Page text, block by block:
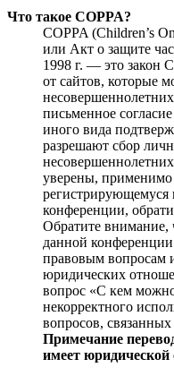
Что такое COPPA?
COPPA (Children’s
или Акт о защите
1998 г. — это закон
от сайтов, которые
письменное
иного вида
разрешают сбор
уверены, применимо
регистрирующемуся
конференции,
Обратите внимание,
данной
правовым вопросам
юридических
вопрос «С кем можно
некорректного
вопросов,
Примечание
имеет